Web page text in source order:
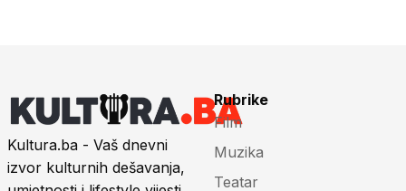
Kultura.ba - Vaš dnevni
izvor kulturnih dešavanja,
Rubrike
Film
Muzika
Teatar